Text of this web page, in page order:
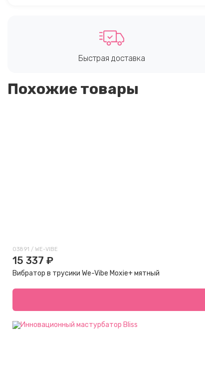
Быстрая доставка
Похожие товары
03891 / WE-VIBE
15 337 ₽
Вибратор в трусики We-Vibe Moxie+ мятный